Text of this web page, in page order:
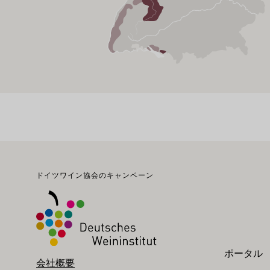
フッタードイツワイン協会のキャンペーン
会社概要
ポータル